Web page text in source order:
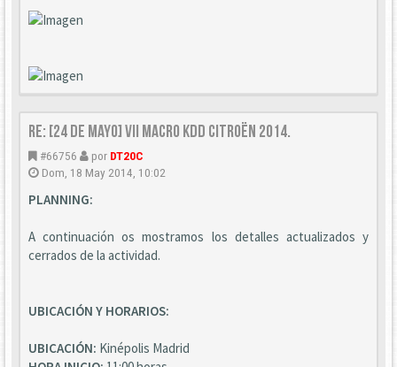
Re: [24 DE MAYO] VII Macro KDD Citroën 2014.
#66756 por DT20C
Dom, 18 May 2014, 10:02
PLANNING:
A continuación os mostramos los detalles actualizados y
cerrados de la actividad.
UBICACIÓN Y HORARIOS:
UBICACIÓN: Kinépolis Madrid